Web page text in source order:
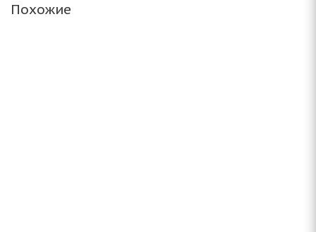
Похожие